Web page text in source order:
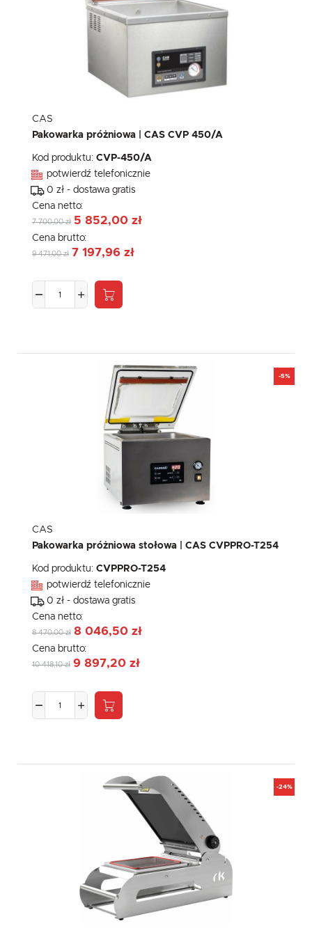
CAS
Pakowarka próżniowa | CAS CVP 450/A
Kod produktu: CVP-450/A
potwierdź telefonicznie
0 zł - dostawa gratis
Cena netto:
7 700,00 zł 5 852,00 zł
Cena brutto:
9 471,00 zł 7 197,96 zł
-5%
CAS
Pakowarka próżniowa stołowa | CAS CVPPRO-T254
Kod produktu: CVPPRO-T254
potwierdź telefonicznie
0 zł - dostawa gratis
Cena netto:
8 470,00 zł 8 046,50 zł
Cena brutto:
10 418,10 zł 9 897,20 zł
-24%